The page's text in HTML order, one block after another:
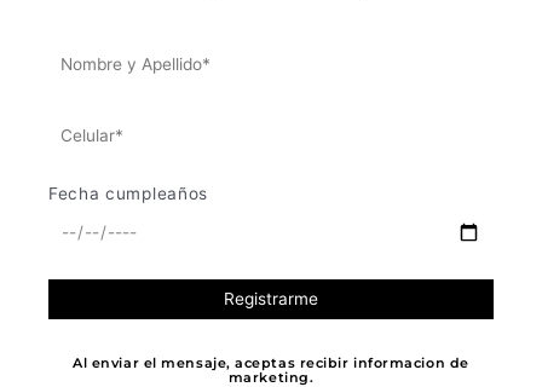
muchos otros micro empresarios, pues
nuestra manufactura es 100%
la industria Nacional!
Fecha cumpleaños
Al enviar el mensaje, aceptas recibir informacion de
marketing.